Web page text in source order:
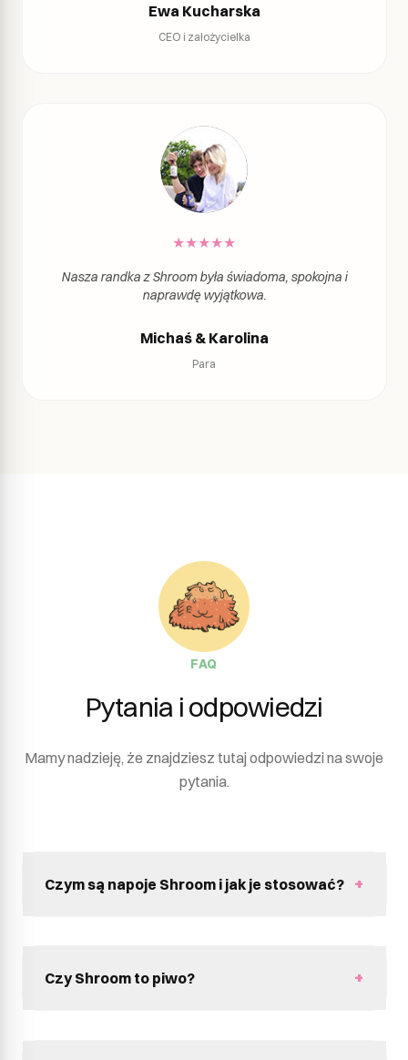
Ewa Kucharska
CEO i założycielka
★★★★★
Nasza randka z Shroom była świadoma, spokojna i
naprawdę wyjątkowa.
Michaś & Karolina
Para
FAQ
Pytania i odpowiedzi
Mamy nadzieję, że znajdziesz tutaj odpowiedzi na swoje
pytania.
Czym są napoje Shroom i jak je stosować?
wsparciu ciała i umysłu.Shroom Power
Czy Shroom to piwo?